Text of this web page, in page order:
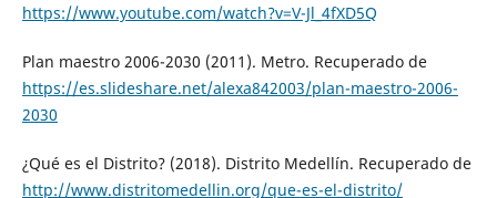
https://www.youtube.com/watch?v=V-Jl_4fXD5Q
Plan maestro 2006-2030 (2011). Metro. Recuperado de
https://es.slideshare.net/alexa842003/plan-maestro-2006-
2030
¿Qué es el Distrito? (2018). Distrito Medellín. Recuperado de
http://www.distritomedellin.org/que-es-el-distrito/